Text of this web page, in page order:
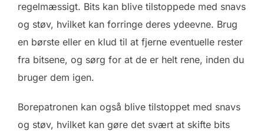
regelmæssigt. Bits kan blive tilstoppede med snavs
og støv, hvilket kan forringe deres ydeevne. Brug
en børste eller en klud til at fjerne eventuelle rester
fra bitsene, og sørg for at de er helt rene, inden du
bruger dem igen.
Borepatronen kan også blive tilstoppet med snavs
og støv, hvilket kan gøre det svært at skifte bits